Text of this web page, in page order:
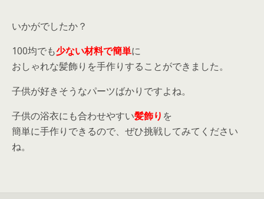
いかがでしたか？
100均でも少ない材料で簡単に
おしゃれな髪飾りを手作りすることができました。
子供が好きそうなパーツばかりですよね。
子供の浴衣にも合わせやすい髪飾り を
簡単に手作りできるので、ぜひ挑戦してみてください
ね。